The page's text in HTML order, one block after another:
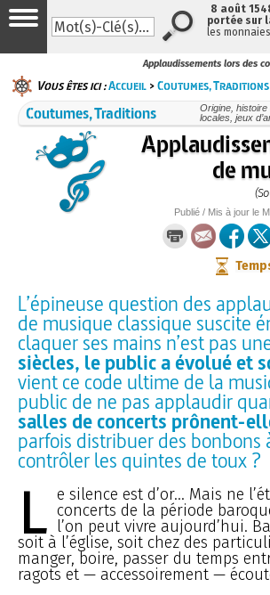
Applaudissements lors des
Vous êtes ici :Accueil >Coutumes, Traditions
Coutumes, Traditions
Origine,
locales, jeux
de
Publié / Mis à jour le
L’épineuse question des
de musique classique suscite
claquer ses mains n’est pas
siècles, le public a évolué et
vient ce code ultime de la
public de ne pas applaudir
salles de concerts prônent-
parfois distribuer des
contrôler les quintes de toux ?
L e silence est d’or... Mais ne
concerts de la période
l’on peut vivre aujourd’hui.
soit à l’église, soit chez des
manger, boire, passer du temps
ragots et — accessoirement —
8 août
portée sur
les